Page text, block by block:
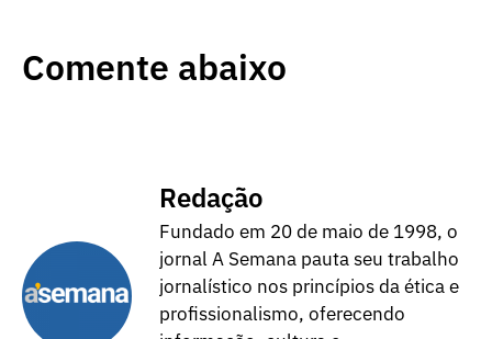
Comente abaixo
Redação
Fundado em 20 de maio de 1998, o
jornal A Semana pauta seu trabalho
jornalístico nos princípios da ética e
profissionalismo, oferecendo